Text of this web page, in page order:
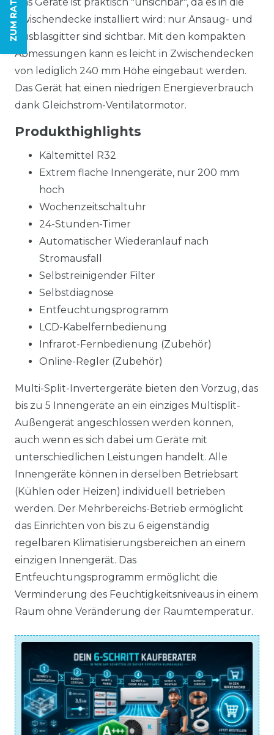
Zwischendecke installiert wird: nur Ansaug- und
Ausblasgitter sind sichtbar. Mit den kompakten
Abmessungen kann es leicht in Zwischendecken
von lediglich 240 mm Höhe eingebaut werden.
Das Gerät hat einen niedrigen Energieverbrauch
dank Gleichstrom-Ventilatormotor.
Produkthighlights
Kältemittel R32
Extrem flache Innengeräte, nur 200 mm
hoch
Wochenzeitschaltuhr
24-Stunden-Timer
Automatischer Wiederanlauf nach
Stromausfall
Selbstreinigender Filter
Selbstdiagnose
Entfeuchtungsprogramm
LCD-Kabelfernbedienung
Infrarot-Fernbedienung (Zubehör)
Online-Regler (Zubehör)
Multi-Split-Invertergeräte bieten den Vorzug, das
bis zu 5 Innengeräte an ein einziges Multisplit-
Außengerät angeschlossen werden können,
auch wenn es sich dabei um Geräte mit
unterschiedlichen Leistungen handelt. Alle
Innengeräte können in derselben Betriebsart
(Kühlen oder Heizen) individuell betrieben
werden. Der Mehrbereichs-Betrieb ermöglicht
das Einrichten von bis zu 6 eigenständig
regelbaren Klimatisierungsbereichen an einem
einzigen Innengerät. Das
Entfeuchtungsprogramm ermöglicht die
Verminderung des Feuchtigkeitsniveaus in einem
Raum ohne Veränderung der Raumtemperatur.